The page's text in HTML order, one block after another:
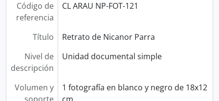
Código de
referencia
CL ARAU NP-FOT-121
Título
Retrato de Nicanor Parra
Nivel de
descripción
Unidad documental simple
Volumen y
1 fotografía en blanco y negro de 18x12